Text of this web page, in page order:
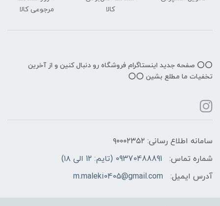
کالا
مرجوعی کالا
⭕️⭕️ صفحه جدید اینستاگرام فروشگاه رو دنبال کنین و از آخرین
تخفیات ما مطلع بشین ⭕️⭕️
سامانه اطلاع رسانی: ۹۰۰۰۲۳۵۲
شماره تماس:
09370488891 (تایم: 12 الی ۱۸)
آدرس ایمیل:
m.maleki0405@gmail.com